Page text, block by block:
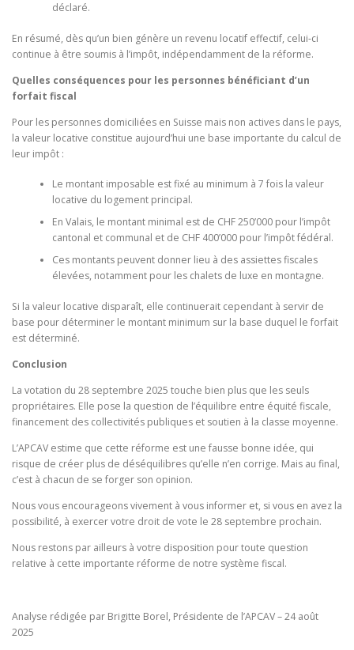
déclaré.
En résumé, dès qu’un bien génère un revenu locatif effectif, celui-ci
continue à être soumis à l’impôt, indépendamment de la réforme.
Quelles conséquences pour les personnes bénéficiant d’un
forfait fiscal
Pour les personnes domiciliées en Suisse mais non actives dans le pays,
la valeur locative constitue aujourd’hui une base importante du calcul de
leur impôt :
Le montant imposable est fixé au minimum à 7 fois la valeur
locative du logement principal.
En Valais, le montant minimal est de CHF 250’000 pour l’impôt
cantonal et communal et de CHF 400’000 pour l’impôt fédéral.
Ces montants peuvent donner lieu à des assiettes fiscales
élevées, notamment pour les chalets de luxe en montagne.
Si la valeur locative disparaît, elle continuerait cependant à servir de
base pour déterminer le montant minimum sur la base duquel le forfait
est déterminé.
Conclusion
La votation du 28 septembre 2025 touche bien plus que les seuls
propriétaires. Elle pose la question de l’équilibre entre équité fiscale,
financement des collectivités publiques et soutien à la classe moyenne.
L’APCAV estime que cette réforme est une fausse bonne idée, qui
risque de créer plus de déséquilibres qu’elle n’en corrige. Mais au final,
c’est à chacun de se forger son opinion.
Nous vous encourageons vivement à vous informer et, si vous en avez la
possibilité, à exercer votre droit de vote le 28 septembre prochain.
Nous restons par ailleurs à votre disposition pour toute question
relative à cette importante réforme de notre système fiscal.
Analyse rédigée par Brigitte Borel, Présidente de l’APCAV – 24 août
2025